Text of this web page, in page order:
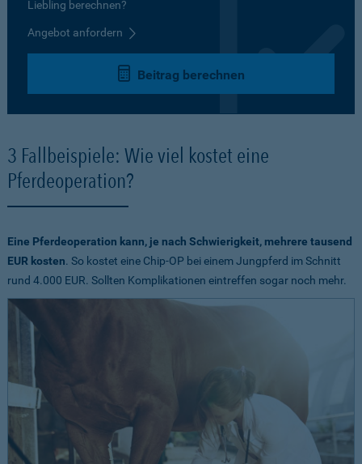
Liebling berechnen?
Angebot anfordern
Beitrag berechnen
3 Fallbeispiele: Wie viel kostet eine
Pferdeoperation?
Eine Pferdeoperation kann, je nach Schwierigkeit, mehrere tausend
EUR kosten. So kostet eine Chip-OP bei einem Jungpferd im Schnitt
rund 4.000 EUR. Sollten Komplikationen eintreffen sogar noch mehr.